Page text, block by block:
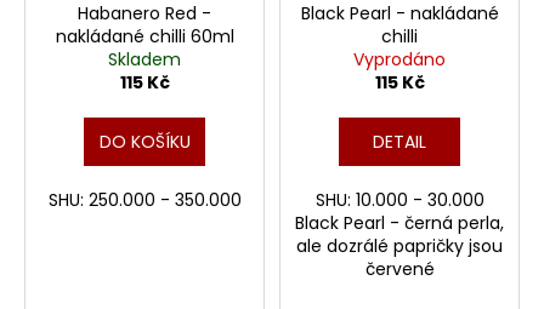
Habanero Red -
nakládané chilli 60ml
Skladem
115 Kč
DO KOŠÍKU
SHU: 250.000 - 350.000
Black Pearl - nakládané
chilli
Vyprodáno
115 Kč
DETAIL
SHU: 10.000 - 30.000
Black Pearl - černá perla,
ale dozrálé papričky jsou
červené